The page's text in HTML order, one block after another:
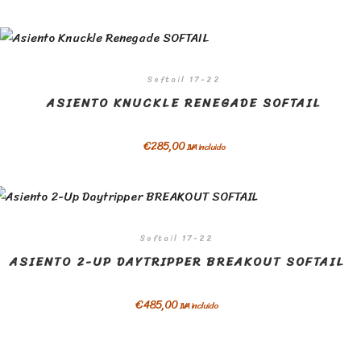
Softail 17-22
ASIENTO KNUCKLE RENEGADE SOFTAIL
€285,00IVA incluido
Softail 17-22
ASIENTO 2-UP DAYTRIPPER BREAKOUT SOFTAIL
€485,00IVA incluido